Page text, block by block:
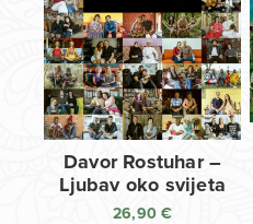
Davor Rostuhar –
Ljubav oko svijeta
26,90€